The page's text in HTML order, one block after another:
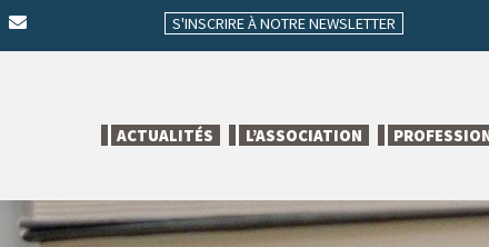
S'INSCRIRE À NOTRE NEWSLETTER
ACTUALITÉS L’ASSOCIATION